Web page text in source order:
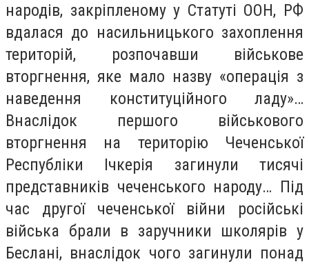
народів, закріпленому у Статуті ООН, РФ
вдалася до насильницького захоплення
територій, розпочавши військове
вторгнення, яке мало назву «операція з
наведення конституційного ладу»…
Внаслідок першого військового
вторгнення на територію Чеченської
Республіки Ічкерія загинули тисячі
представників чеченського народу… Під
час другої чеченської війни російські
війська брали в заручники школярів у
Беслані, внаслідок чого загинули понад